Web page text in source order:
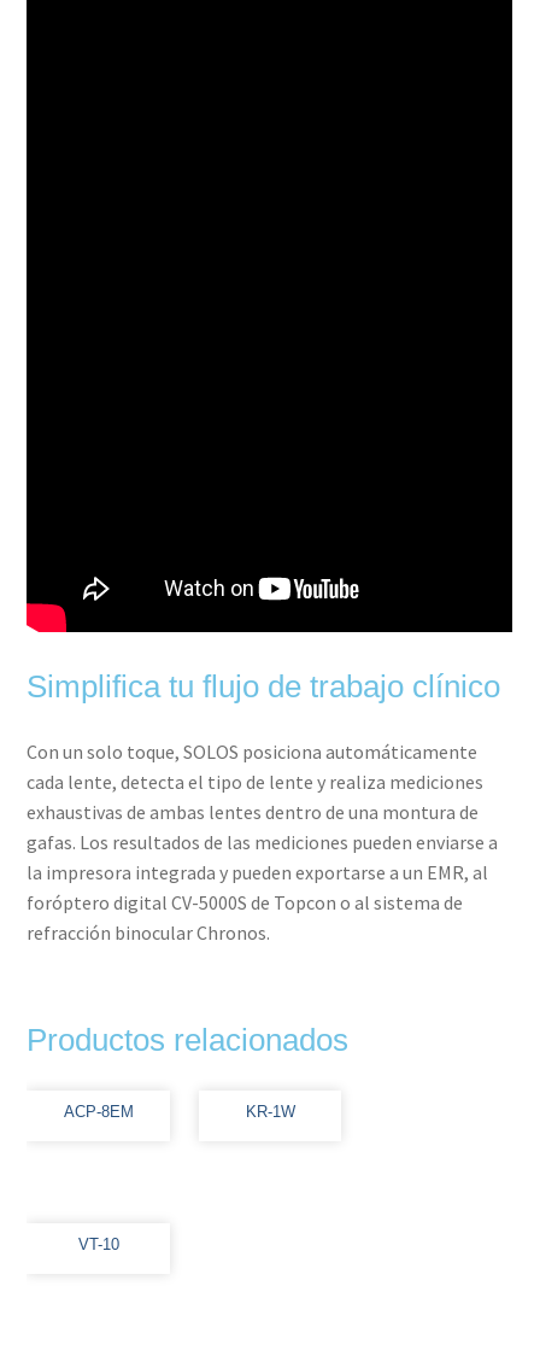
Simplifica tu flujo de trabajo clínico
Con un solo toque, SOLOS posiciona automáticamente
cada lente, detecta el tipo de lente y realiza mediciones
exhaustivas de ambas lentes dentro de una montura de
gafas. Los resultados de las mediciones pueden enviarse a
la impresora integrada y pueden exportarse a un EMR, al
foróptero digital CV-5000S de Topcon o al sistema de
refracción binocular Chronos.
Productos relacionados
ACP-8EM KR-1W
VT-10